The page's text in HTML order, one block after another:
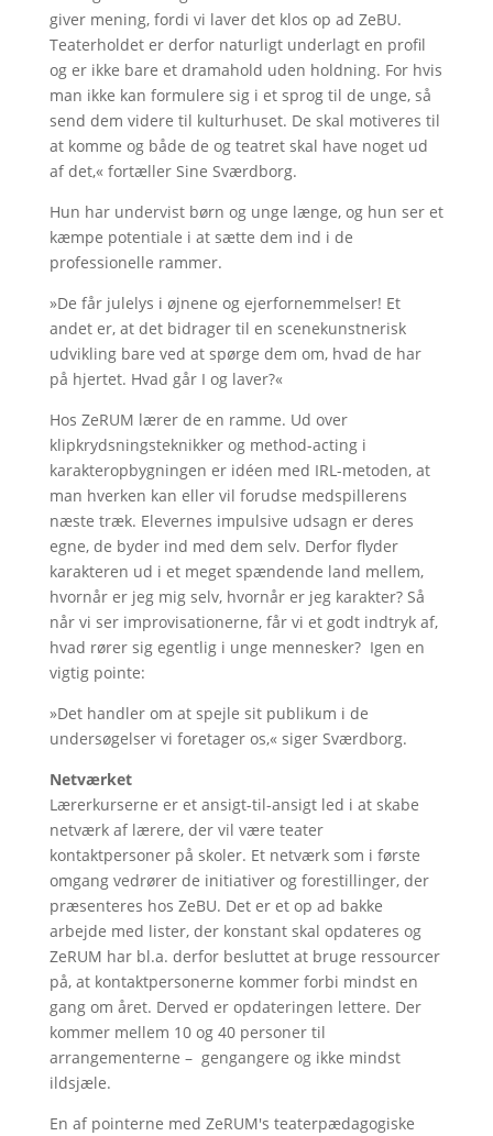
giver mening, fordi vi laver det klos op ad ZeBU.
Teaterholdet er derfor naturligt underlagt en profil
og er ikke bare et dramahold uden holdning. For hvis
man ikke kan formulere sig i et sprog til de unge, så
send dem videre til kulturhuset. De skal motiveres til
at komme og både de og teatret skal have noget ud
af det,« fortæller Sine Sværdborg.
Hun har undervist børn og unge længe, og hun ser et
kæmpe potentiale i at sætte dem ind i de
professionelle rammer.
»De får julelys i øjnene og ejerfornemmelser! Et
andet er, at det bidrager til en scenekunstnerisk
udvikling bare ved at spørge dem om, hvad de har
på hjertet. Hvad går I og laver?«
Hos ZeRUM lærer de en ramme. Ud over
klipkrydsningsteknikker og method-acting i
karakteropbygningen er idéen med IRL-metoden, at
man hverken kan eller vil forudse medspillerens
næste træk. Elevernes impulsive udsagn er deres
egne, de byder ind med dem selv. Derfor flyder
karakteren ud i et meget spændende land mellem,
hvornår er jeg mig selv, hvornår er jeg karakter? Så
når vi ser improvisationerne, får vi et godt indtryk af,
hvad rører sig egentlig i unge mennesker? Igen en
vigtig pointe:
»Det handler om at spejle sit publikum i de
undersøgelser vi foretager os,« siger Sværdborg.
Netværket
Lærerkurserne er et ansigt-til-ansigt led i at skabe
netværk af lærere, der vil være teater
kontaktpersoner på skoler. Et netværk som i første
omgang vedrører de initiativer og forestillinger, der
præsenteres hos ZeBU. Det er et op ad bakke
arbejde med lister, der konstant skal opdateres og
ZeRUM har bl.a. derfor besluttet at bruge ressourcer
på, at kontaktpersonerne kommer forbi mindst en
gang om året. Derved er opdateringen lettere. Der
kommer mellem 10 og 40 personer til
arrangementerne – gengangere og ikke mindst
ildsjæle.
En af pointerne med ZeRUM's teaterpædagogiske